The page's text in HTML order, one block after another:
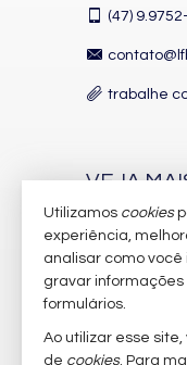
(47)
trabalhe
VEJA
receba
imóveis
Utilizamos cookies
experiência,
analisar como
gravar
formulários.
Ao utilizar esse
de cookies. Para